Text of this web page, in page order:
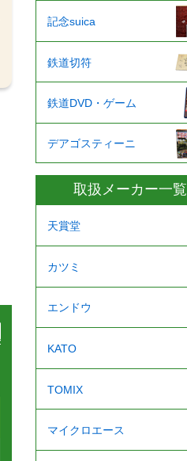
記念suica
鉄道切符
鉄道DVD・ゲーム
デアゴスティーニ
取扱メーカー一覧
天賞堂
カツミ
エンドウ
KATO
TOMIX
マイクロエース